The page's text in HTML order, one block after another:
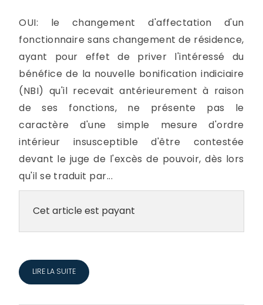
OUI: le changement d'affectation d'un
fonctionnaire sans changement de résidence,
ayant pour effet de priver l'intéressé du
bénéfice de la nouvelle bonification indiciaire
(NBI) qu'il recevait antérieurement à raison
de ses fonctions, ne présente pas le
caractère d'une simple mesure d'ordre
intérieur insusceptible d'être contestée
devant le juge de l'excès de pouvoir, dès lors
qu'il se traduit par...
Cet article est payant
LIRE LA SUITE